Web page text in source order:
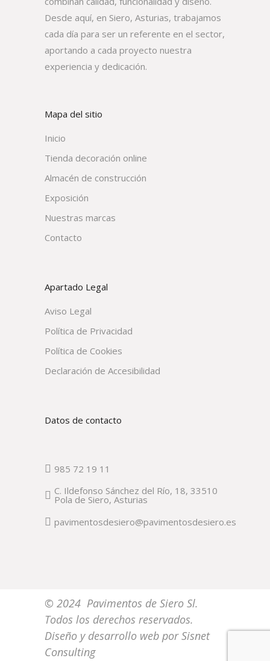
Desde aquí, en Siero, Asturias, trabajamos
cada día para ser un referente en el sector,
aportando a cada proyecto nuestra
experiencia y dedicación.
Mapa del sitio
Inicio
Tienda decoración online
Almacén de construcción
Exposición
Nuestras marcas
Contacto
Apartado Legal
Aviso Legal
Política de Privacidad
Política de Cookies
Declaración de Accesibilidad
Datos de contacto
985 72 19 11
C. Ildefonso Sánchez del Río, 18, 33510
Pola de Siero, Asturias
pavimentosdesiero@pavimentosdesiero.es
© 2024 Pavimentos de Siero Sl.
Todos los derechos reservados.
Diseño y desarrollo web porSisnet
Consulting